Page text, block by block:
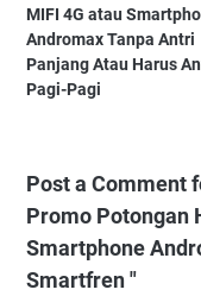
MIFI 4G atau
Andromax Tanpa Antri
Panjang Atau Harus
Pagi-Pagi
Post a Comment
Promo Potongan
Smartphone
Smartfren "